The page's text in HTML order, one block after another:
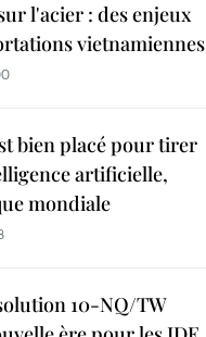
l'acier : des enjeux
vietnamiennes
bien placé pour tirer
artificielle,
mondiale
10-NQ/TW